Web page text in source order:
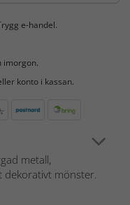
e-handel.
imorgon.
konto i kassan.
metall,
mönster.